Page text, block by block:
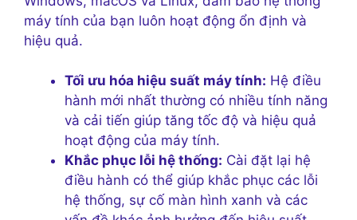
máy tính của bạn luôn hoạt động ổn định và
hiệu quả.
Tối ưu hóa hiệu suất máy tính: Hệ điều
hành mới nhất thường có nhiều tính năng
và cải tiến giúp tăng tốc độ và hiệu quả
hoạt động của máy tính.
Khắc phục lỗi hệ thống: Cài đặt lại hệ
điều hành có thể giúp khắc phục các lỗi
hệ thống, sự cố màn hình xanh và các